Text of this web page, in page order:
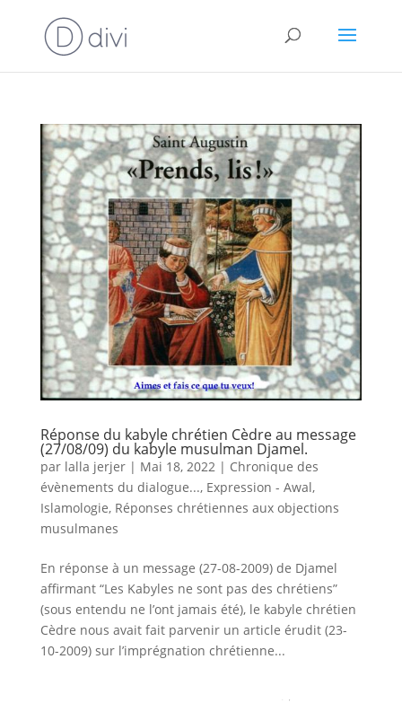
Réponse du kabyle chrétien Cèdre au message
(27/08/09) du kabyle musulman Djamel.
par lalla jerjer| Mai 18, 2022| Chronique des
évènements du dialogue..., Expression - Awal,
Islamologie, Réponses chrétiennes aux objections
musulmanes
En réponse à un message (27-08-2009) de Djamel
affirmant “Les Kabyles ne sont pas des chrétiens”
(sous entendu ne l’ont jamais été), le kabyle chrétien
Cèdre nous avait fait parvenir un article érudit (23-
10-2009) sur l’imprégnation chrétienne...